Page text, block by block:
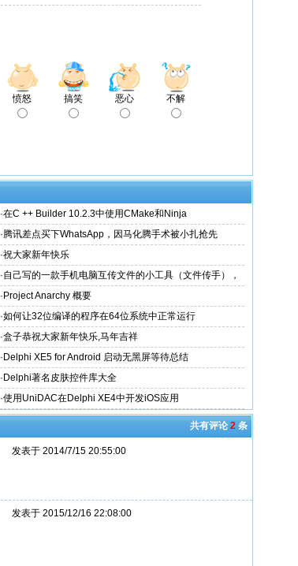
愤怒 搞笑 恶心 不解
·在C ++ Builder 10.2.3中使用CMake和Ninja
·腾讯差点买下WhatsApp，因马化腾手术被小扎抢先
·祝大家新年快乐
·自己写的一款手机电脑互传文件的小工具（文件传手），
希望得到大家认可和指点
· Project Anarchy 概要
·如何让32位编译的程序在64位系统中正常运行
·盒子恭祝大家新年快乐,马年吉祥
· Delphi XE5 for Android 启动无黑屏等待总结
· Delphi著名皮肤控件库大全
·使用UniDAC在Delphi XE4中开发iOS应用
共有评论 2 条
发表于 2014/7/15 20:55:00
发表于 2015/12/16 22:08:00